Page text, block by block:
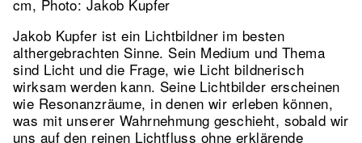
cm, Photo: Jakob Kupfer
Jakob Kupfer ist ein Lichtbildner im besten
althergebrachten Sinne. Sein Medium und Thema
sind Licht und die Frage, wie Licht bildnerisch
wirksam werden kann. Seine Lichtbilder erscheinen
wie Resonanzräume, in denen wir erleben können,
was mit unserer Wahrnehmung geschieht, sobald wir
uns auf den reinen Lichtfluss ohne erklärende